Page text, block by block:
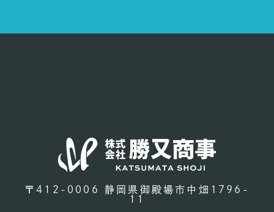
〒412-0006 静岡県御殿場市中畑1796-
11